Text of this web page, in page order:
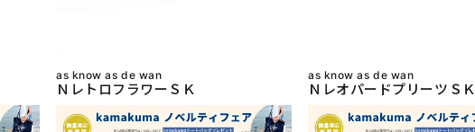
as know as de wan
ＮレトロフラワーＳＫ
as know as de wan
ＮレオパードプリーツＳＫ